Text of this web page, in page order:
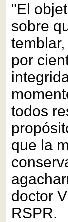
"El
sobre
por
todos
que la
doctor
RSPR.